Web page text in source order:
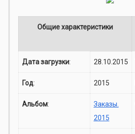
Общие характеристики
Дата загрузки: 28.10.2015
Год: 2015
Альбом:
Заказы.
2015